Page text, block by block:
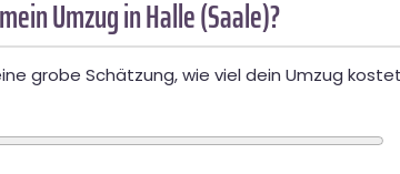
Umzug in Halle (Saale)?
grobe Schätzung, wie viel dein Umzug